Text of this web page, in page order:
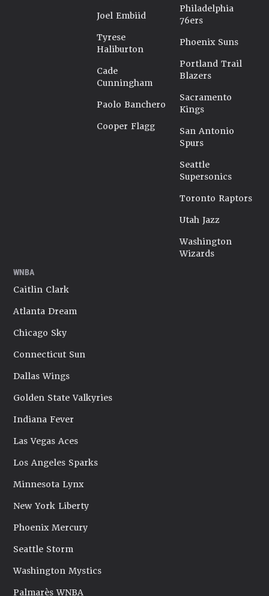
Joel Embiid
Tyrese
Haliburton
Cade
Cunningham
Paolo Banchero
Cooper Flagg
Philadelphia
76ers
Phoenix Suns
Portland Trail
Blazers
Sacramento
Kings
San Antonio
Spurs
Seattle
Supersonics
Toronto Raptors
Utah Jazz
Washington
Wizards
WNBA
Caitlin Clark
Atlanta Dream
Chicago Sky
Connecticut Sun
Dallas Wings
Golden State Valkyries
Indiana Fever
Las Vegas Aces
Los Angeles Sparks
Minnesota Lynx
New York Liberty
Phoenix Mercury
Seattle Storm
Washington Mystics
Palmarès WNBA